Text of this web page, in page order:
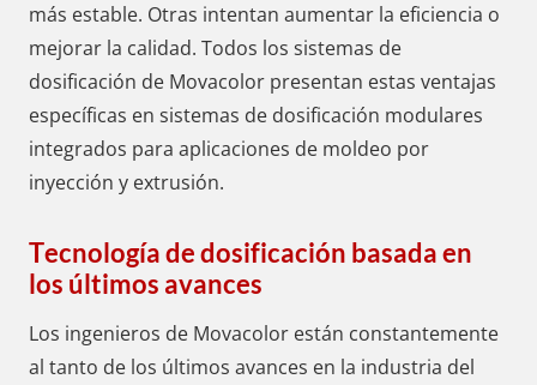
más estable. Otras intentan aumentar la eficiencia o
mejorar la calidad. Todos los sistemas de
dosificación de Movacolor presentan estas ventajas
específicas en sistemas de dosificación modulares
integrados para aplicaciones de moldeo por
inyección y extrusión.
Tecnología de dosificación basada en
los últimos avances
Los ingenieros de Movacolor están constantemente
al tanto de los últimos avances en la industria del